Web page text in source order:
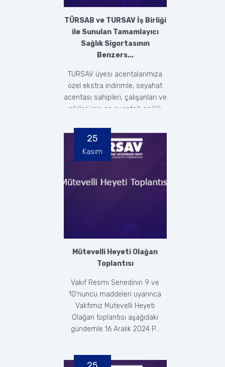
TÜRSAB ve TURSAV İş Birliği
ile Sunulan Tamamlayıcı
Sağlık Sigortasının
Benzers...
TURSAV üyesi acentalarımıza
özel ekstra indirimle, seyahat
acentası sahipleri, çalışanları ve
aileleri için en avantajlı sağlık
Mütevelli Heyeti Olağan
Toplantısı
Vakıf Resmi Senedinin 9 ve
10’nuncu maddeleri uyarınca
Vakfımız Mütevelli Heyeti
Olağan toplantısı aşağıdaki
gündemle 16 Aralık 2024 P...
25
Kasım